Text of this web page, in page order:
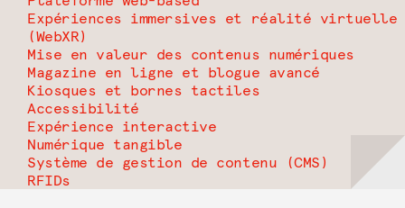
Expériences immersives et réalité virtuelle
(WebXR)
Mise en valeur des contenus numériques
Magazine en ligne et blogue avancé
Kiosques et bornes tactiles
Accessibilité
Expérience interactive
Numérique tangible
Système de gestion de contenu (CMS)
RFIDs